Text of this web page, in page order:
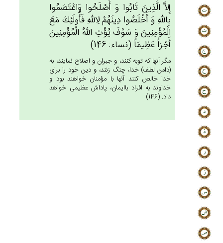
إِلاَّ الَّذِين‌َ تَابُوا وَ أَصْلَحُوا وَاعْتَصَمُوا
بِالله‌ِ وَ أَخْلَصُوا دِينَهُم‌ْ لِالله‌ِ فَأُولَئِك‌َ مَع‌َ
الْمُؤْمِنِين‌َ وَ سَوْف‌َ يُؤْت‌ِ الله‌ُ الْمُؤْمِنِين‌َ
أَجْرَاً عَظِيمَاً (نساء: 146)
مگر آنها كه توبه كنند، و جبران و اصلاح نمايند، به
(دامن لطف) خدا، چنگ زنند، و دين خود را براى
خدا خالص كنند آنها با مؤمنان خواهند بود و
خداوند به افراد باايمان، پاداش عظيمى خواهد
داد. (146)